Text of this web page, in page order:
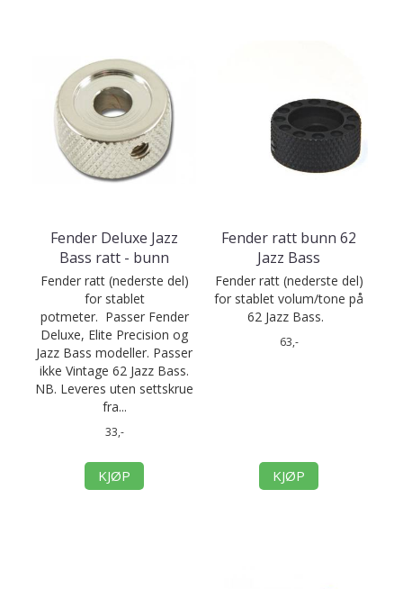
Fender Deluxe Jazz
Bass ratt - bunn
Fender ratt (nederste del)
for stablet
potmeter. Passer Fender
Deluxe, Elite Precision og
Jazz Bass modeller. Passer
ikke Vintage 62 Jazz Bass.
NB. Leveres uten settskrue
fra...
33,-
KJØP
Fender ratt bunn 62
Jazz Bass
Fender ratt (nederste del)
for stablet volum/tone på
62 Jazz Bass.
63,-
KJØP